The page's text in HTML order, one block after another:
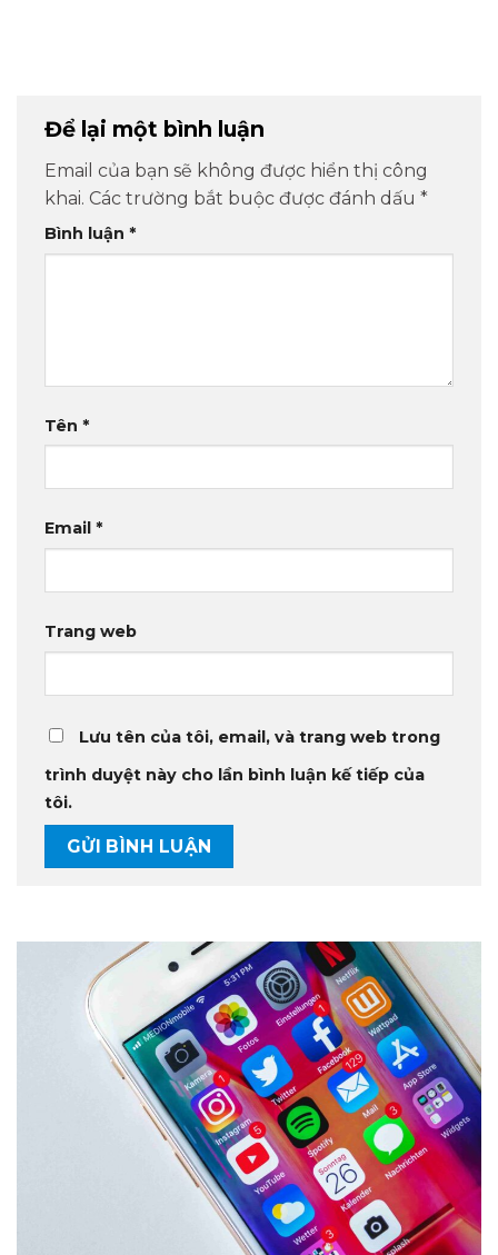
Để lại một bình luận
Email của bạn sẽ không được hiển thị công
khai. Các trường bắt buộc được đánh dấu *
Bình luận *
Tên *
Email *
Trang web
Lưu tên của tôi, email, và trang web trong
trình duyệt này cho lần bình luận kế tiếp của
tôi.